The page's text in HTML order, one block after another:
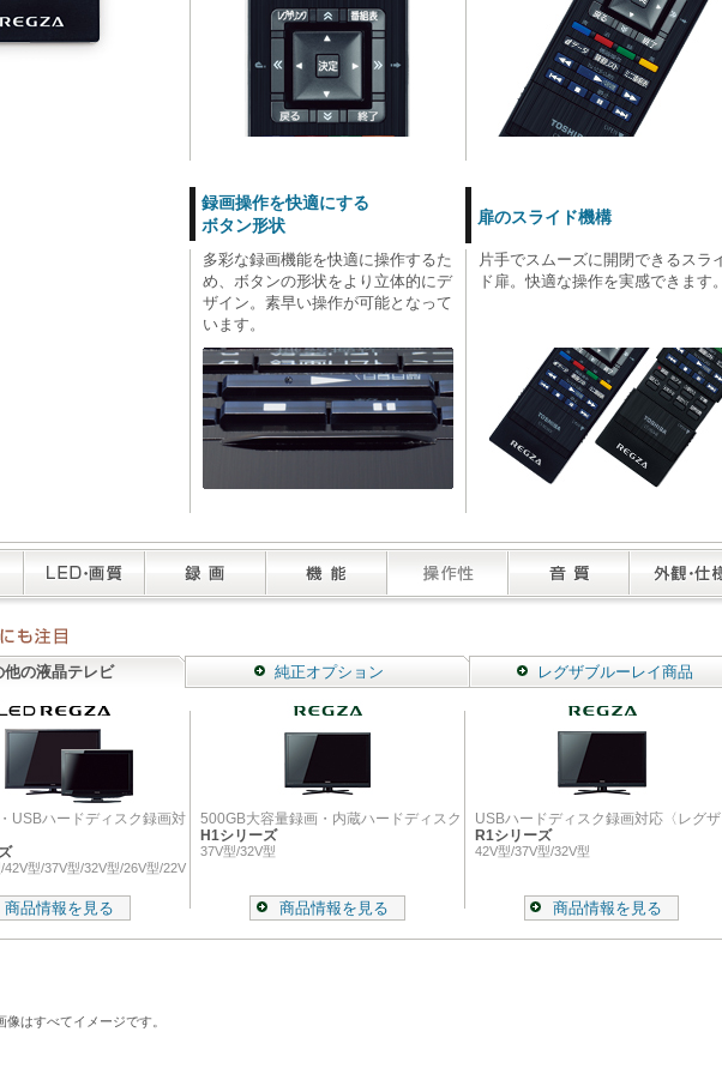
録画操作を快適にする
ボタン形状
扉のスライド機構
多彩な録画機能を快適に操作するた
め、ボタンの形状をより立体的にデ
ザイン。素早い操作が可能となって
います。
片手でスムーズに開閉できるスラ
ド扉。快適な操作を実感できます
他の液晶テレビ 純正オプション レグザブルーレイ商品
USBハードディスク録画対
42V型/37V型/32V型/26V型/22V
500GB大容量録画・内蔵ハードディスク
H1シリーズ
37V型/32V型
USBハードディスク録画対応〈レグ
R1シリーズ
42V型/37V型/32V型
商品情報を見る 商品情報を見る 商品情報を見る
はすべてイメージです。